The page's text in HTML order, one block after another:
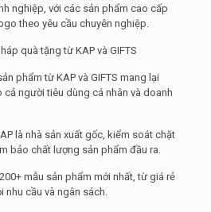
nghiệp, với các sản phẩm cao cấp
theo yêu cầu chuyên nghiệp.
quà tặng từ KAP và GIFTS
phẩm từ KAP và GIFTS mang lại
người tiêu dùng cá nhân và doanh
là nhà sản xuất gốc, kiểm soát chặt
bảo chất lượng sản phẩm đầu ra.
mẫu sản phẩm mới nhất, từ giá rẻ
nhu cầu và ngân sách.